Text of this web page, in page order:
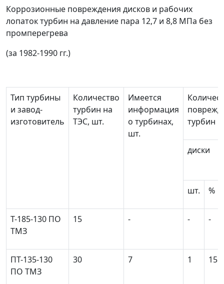
Коррозионные повреждения дисков и рабочих
лопаток турбин на давление пара 12,7 и 8,8 МПа без
промперегрева
(за 1982-1990 гг.)
Тип турбины
и завод-
изготовитель
Количество
турбин на
ТЭС, шт.
Имеется
информация
о турбинах,
шт.
турбин
диски
шт. %
Т-185-130 ПО
ТМЗ
15 - - -
ПТ-135-130
ПО ТМЗ
30 7 1 15